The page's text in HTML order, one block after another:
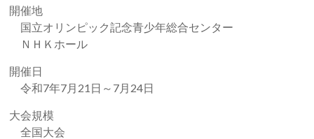
開催地
国立オリンピック記念青少年総合センター
ＮＨＫホール
開催日
令和7年7月21日～7月24日
大会規模
全国大会